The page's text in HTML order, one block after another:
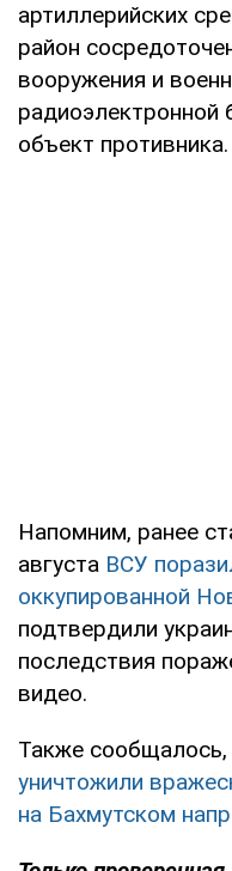
артиллерийских
район
вооружения и
объект противника.
Напомним, ранее
августа ВСУ
оккупированной
подтвердили
последствия
видео.
Также сообщалось,
уничтожили
на Бахмутском